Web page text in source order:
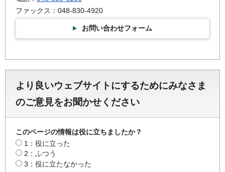
ファックス：048-830-4920
お問い合わせフォーム
より良いウェブサイトにするためにみなさま
のご意見をお聞かせください
このページの情報は役に立ちましたか？
1：役に立った
2：ふつう
3：役に立たなかった